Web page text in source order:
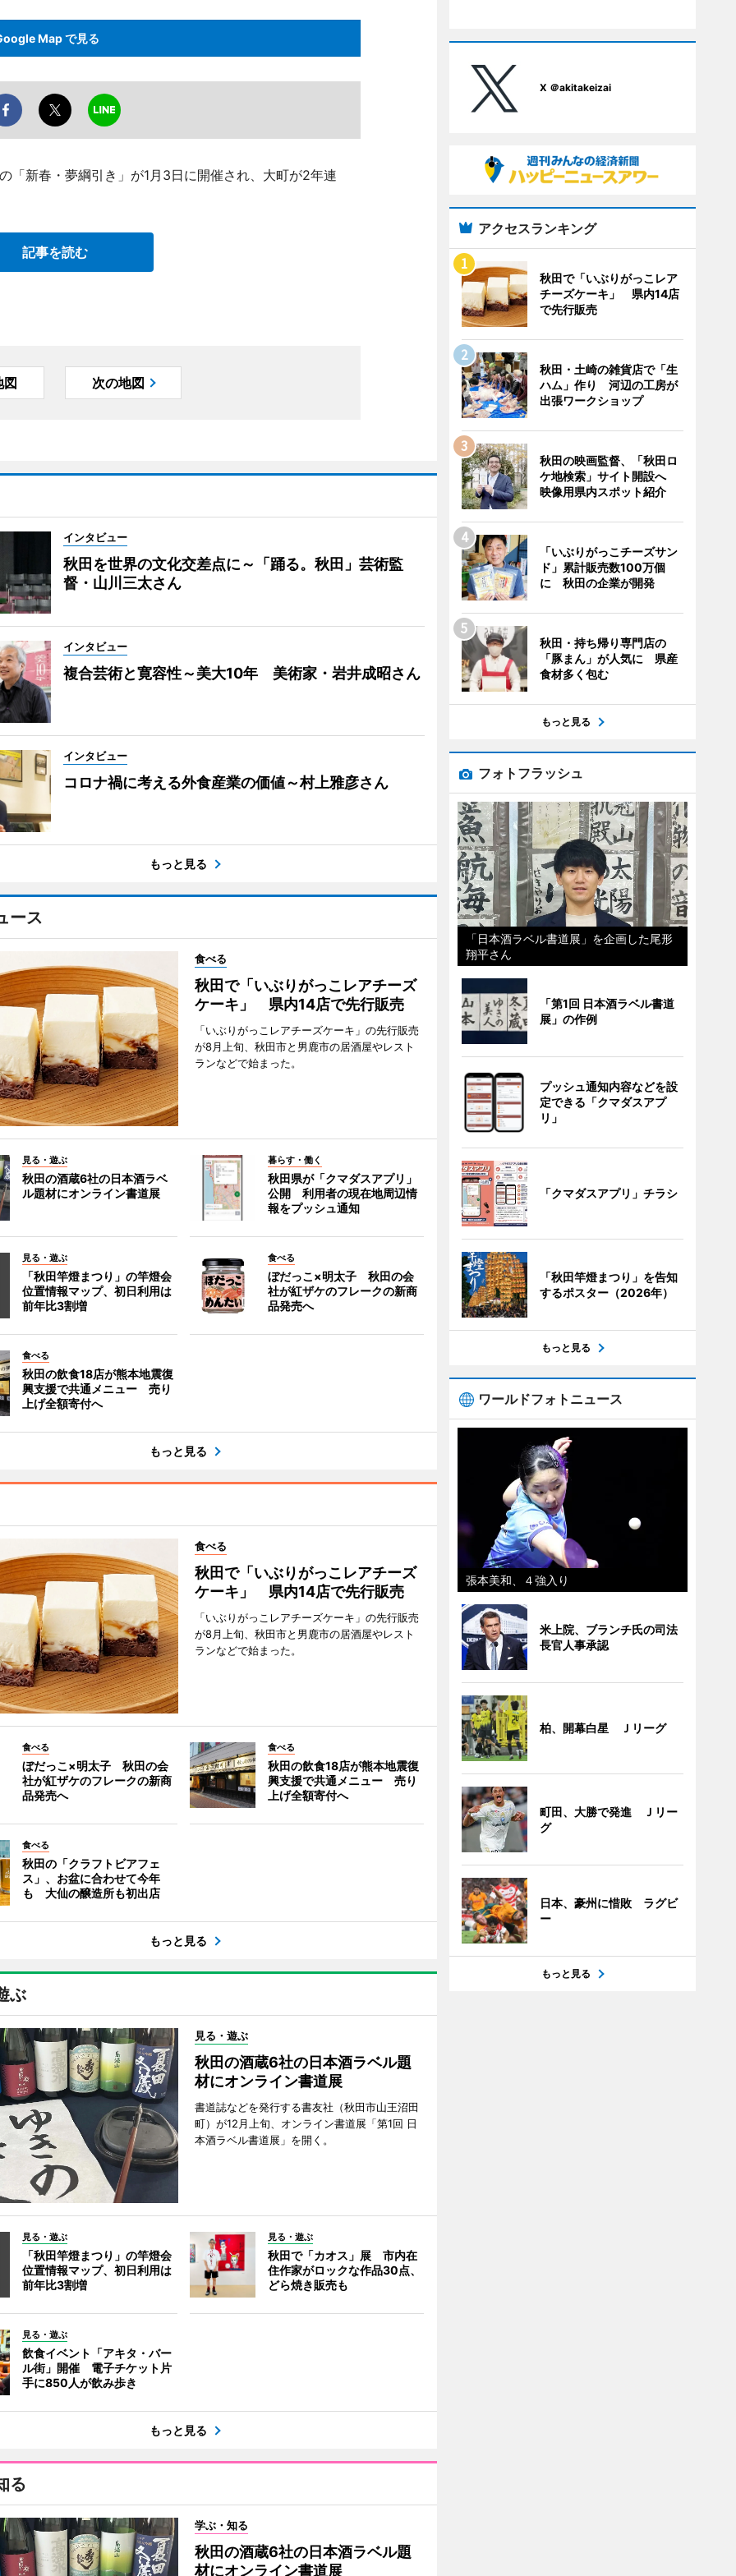
Map で見る
「新春・夢綱引き」が1月3日に開催され、大町が2年連
記事を読む
図 次の地図
インタビュー
秋田を世界の文化交差点に～「踊る。秋田」芸術監
督・山川三太さん
インタビュー
複合芸術と寛容性～美大10年 美術家・岩井成昭さん
インタビュー
コロナ禍に考える外食産業の価値～村上雅彦さん
もっと見る
ース
食べる
秋田で「いぶりがっこレアチーズ
ケーキ」 県内14店で先行販売
「いぶりがっこレアチーズケーキ」の先行販売
が8月上旬、秋田市と男鹿市の居酒屋やレスト
ランなどで始まった。
見る・遊ぶ
秋田の酒蔵6社の日本酒ラベ
ル題材にオンライン書道展
暮らす・働く
秋田県が「クマダスアプリ」
公開 利用者の現在地周辺情
報をプッシュ通知
見る・遊ぶ
「秋田竿燈まつり」の竿燈会
位置情報マップ、初日利用は
前年比3割増
食べる
ぼだっこ×明太子 秋田の会
社が紅ザケのフレークの新商
品発売へ
食べる
秋田の飲食18店が熊本地震復
興支援で共通メニュー 売り
上げ全額寄付へ
もっと見る
食べる
秋田で「いぶりがっこレアチーズ
ケーキ」 県内14店で先行販売
「いぶりがっこレアチーズケーキ」の先行販売
が8月上旬、秋田市と男鹿市の居酒屋やレスト
ランなどで始まった。
食べる
ぼだっこ×明太子 秋田の会
社が紅ザケのフレークの新商
品発売へ
食べる
秋田の飲食18店が熊本地震復
興支援で共通メニュー 売り
上げ全額寄付へ
食べる
秋田の「クラフトビアフェ
ス」、お盆に合わせて今年
も 大仙の醸造所も初出店
もっと見る
ぶ
見る・遊ぶ
秋田の酒蔵6社の日本酒ラベル題
材にオンライン書道展
書道誌などを発行する書友社（秋田市山王沼田
町）が12月上旬、オンライン書道展「第1回 日
本酒ラベル書道展」を開く。
見る・遊ぶ
「秋田竿燈まつり」の竿燈会
位置情報マップ、初日利用は
前年比3割増
見る・遊ぶ
秋田で「カオス」展 市内在
住作家がロックな作品30点、
どら焼き販売も
見る・遊ぶ
飲食イベント「アキタ・バー
ル街」開催 電子チケット片
手に850人が飲み歩き
もっと見る
る
学ぶ・知る
秋田の酒蔵6社の日本酒ラベル題
材にオンライン書道展
X ＠akitakeizai
アクセスランキング
秋田で「いぶりがっこレア
チーズケーキ」 県内14店
で先行販売
秋田・土崎の雑貨店で「生
ハム」作り 河辺の工房が
出張ワークショップ
秋田の映画監督、「秋田ロ
ケ地検索」サイト開設へ
映像用県内スポット紹介
「いぶりがっこチーズサン
ド」累計販売数100万個
に 秋田の企業が開発
秋田・持ち帰り専門店の
「豚まん」が人気に 県産
食材多く包む
もっと見る
フォトフラッシュ
「日本酒ラベル書道展」を企画した尾形
翔平さん
「第1回 日本酒ラベル書道
展」の作例
プッシュ通知内容などを設
定できる「クマダスアプ
リ」
「クマダスアプリ」チラシ
「秋田竿燈まつり」を告知
するポスター（2026年）
もっと見る
ワールドフォトニュース
張本美和、４強入り
米上院、ブランチ氏の司法
長官人事承認
柏、開幕白星 Ｊリーグ
町田、大勝で発進 Ｊリー
グ
日本、豪州に惜敗 ラグビ
ー
もっと見る